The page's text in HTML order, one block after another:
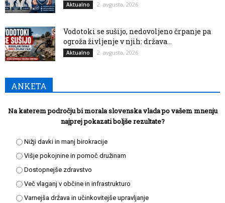
Aktualno 2. avgusta, 2026
Vodotoki se sušijo, nedovoljeno črpanje pa
ogroža življenje v njih: država...
Aktualno 2. avgusta, 2026
ANKETA
Na katerem področju bi morala slovenska vlada po vašem mnenju
najprej pokazati boljše rezultate?
Nižji davki in manj birokracije
Višje pokojnine in pomoč družinam
Dostopnejše zdravstvo
Več vlaganj v občine in infrastrukturo
Varnejša država in učinkovitejše upravljanje